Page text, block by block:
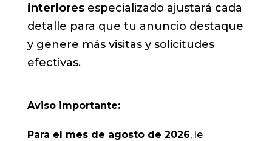
interioresespecializado ajustará cada
detalle para que tu anuncio destaque
y genere más visitas y solicitudes
efectivas.
Aviso importante:
Para el mes de agosto de 2026, le